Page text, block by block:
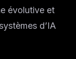
évolutive et
d’IA